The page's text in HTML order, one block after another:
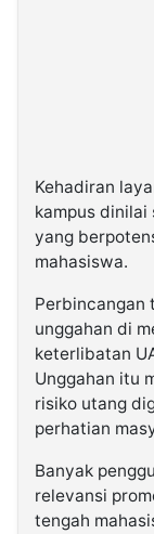
Kehadiran
kampus dinilai
yang
mahasiswa.
Perbincangan
unggahan di
keterlibatan
Unggahan itu
risiko utang
perhatian
Banyak
relevansi
tengah